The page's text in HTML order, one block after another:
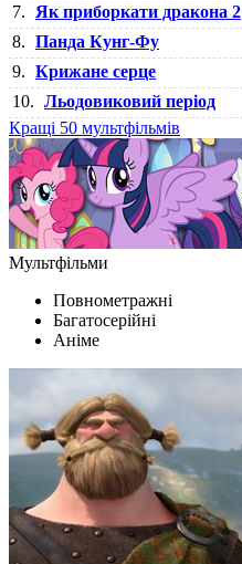
7.
Як приборкати дракона 2
8. Панда Кунг-Фу
9. Крижане серце
10. Льодовиковий період
Кращі 50 мультфільмів
Мультфільми
Повнометражні
Багатосерійні
Аніме